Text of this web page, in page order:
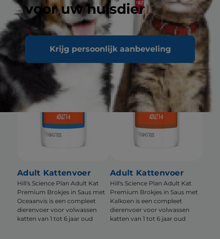
voor uw huisdier
Krijg persoonlijk aanbeveling
Adult Kattenvoer
Hill's Science Plan Adult Kat
Premium Brokjes in Saus met
Oceaanvis is een compleet
dierenvoer voor volwassen
katten van 1 tot 6 jaar oud
Adult Kattenvoer
Hill's Science Plan Adult Kat
Premium Brokjes in Saus met
Kalkoen is een compleet
dierenvoer voor volwassen
katten van 1 tot 6 jaar oud